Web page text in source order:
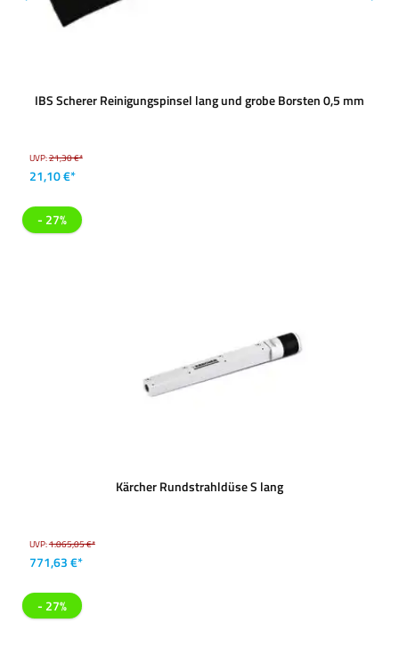
IBS Scherer Reinigungspinsel lang und grobe Borsten 0,5 mm
UVP:21,30 €*
21,10 €*
- 27%
Kärcher Rundstrahldüse S lang
UVP:1.065,05 €*
771,63 €*
- 27%